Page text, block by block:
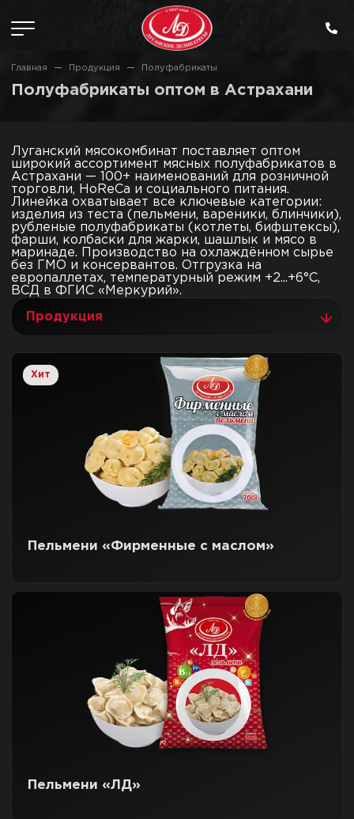
Главная Продукция Полуфабрикаты
Полуфабрикаты оптом в Астрахани
Луганский мясокомбинат поставляет оптом
широкий ассортимент мясных полуфабрикатов в
Астрахани — 100+ наименований для розничной
торговли, HoReCa и социального питания.
Линейка охватывает все ключевые категории:
изделия из теста (пельмени, вареники, блинчики),
рубленые полуфабрикаты (котлеты, бифштексы),
фарши, колбаски для жарки, шашлык и мясо в
маринаде. Производство на охлаждённом сырье
без ГМО и консервантов. Отгрузка на
европаллетах, температурный режим +2...+6°C,
ВСД в ФГИС «Меркурий».
Продукция
Хит
Пельмени «Фирменные с маслом»
Пельмени «ЛД»